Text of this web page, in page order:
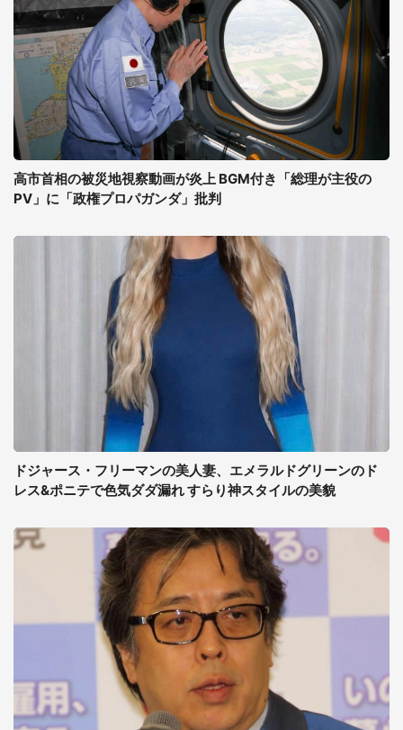
高市首相の被災地視察動画が炎上 BGM付き「総理が主役の
PV」に「政権プロパガンダ」批判
ドジャース・フリーマンの美人妻、エメラルドグリーンのド
レス&ポニテで色気ダダ漏れ すらり神スタイルの美貌